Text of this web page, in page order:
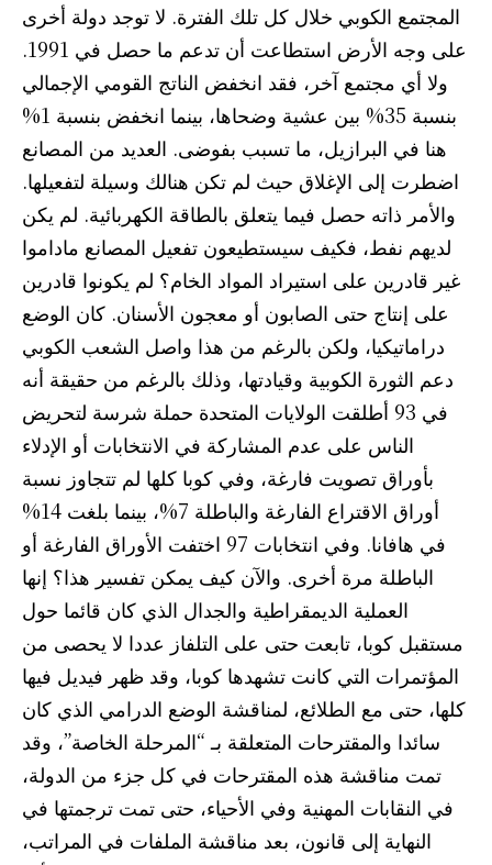
المجتمع الكوبي خلال كل تلك الفترة. لا توجد دولة أخرى
على وجه الأرض استطاعت أن تدعم ما حصل في 1991.
ولا أي مجتمع آخر، فقد انخفض الناتج القومي الإجمالي
بنسبة 35% بين عشية وضحاها، بينما انخفض بنسبة 1%
هنا في البرازيل، ما تسبب بفوضى. العديد من المصانع
اضطرت إلى الإغلاق حيث لم تكن هنالك وسيلة لتفعيلها.
والأمر ذاته حصل فيما يتعلق بالطاقة الكهربائية. لم يكن
لديهم نفط، فكيف سيستطيعون تفعيل المصانع ماداموا
غير قادرين على استيراد المواد الخام؟ لم يكونوا قادرين
على إنتاج حتى الصابون أو معجون الأسنان. كان الوضع
دراماتيكيا، ولكن بالرغم من هذا واصل الشعب الكوبي
دعم الثورة الكوبية وقيادتها، وذلك بالرغم من حقيقة أنه
في 93 أطلقت الولايات المتحدة حملة شرسة لتحريض
الناس على عدم المشاركة في الانتخابات أو الإدلاء
بأوراق تصويت فارغة، وفي كوبا كلها لم تتجاوز نسبة
أوراق الاقتراع الفارغة والباطلة 7%، بينما بلغت 14%
في هافانا. وفي انتخابات 97 اختفت الأوراق الفارغة أو
الباطلة مرة أخرى. والآن كيف يمكن تفسير هذا؟ إنها
العملية الديمقراطية والجدال الذي كان قائما حول
مستقبل كوبا، تابعت حتى على التلفاز عددا لا يحصى من
المؤتمرات التي كانت تشهدها كوبا، وقد ظهر فيديل فيها
كلها، حتى مع الطلائع، لمناقشة الوضع الدرامي الذي كان
سائدا والمقترحات المتعلقة بـ “المرحلة الخاصة”، وقد
تمت مناقشة هذه المقترحات في كل جزء من الدولة،
في النقابات المهنية وفي الأحياء، حتى تمت ترجمتها في
النهاية إلى قانون، بعد مناقشة الملفات في المراتب،